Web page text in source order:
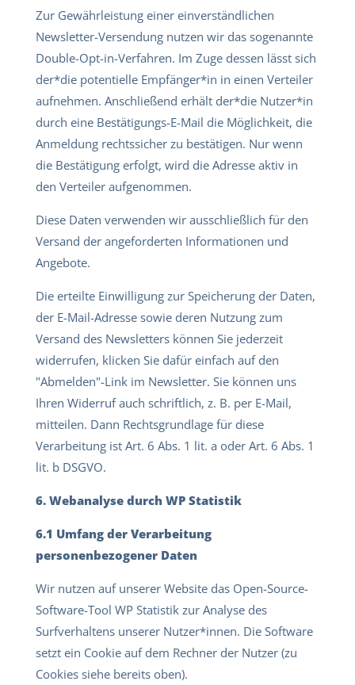
Zur Gewährleistung einer einverständlichen
Newsletter-Versendung nutzen wir das sogenannte
Double-Opt-in-Verfahren. Im Zuge dessen lässt sich
der*die potentielle Empfänger*in in einen Verteiler
aufnehmen. Anschließend erhält der*die Nutzer*in
durch eine Bestätigungs-E-Mail die Möglichkeit, die
Anmeldung rechtssicher zu bestätigen. Nur wenn
die Bestätigung erfolgt, wird die Adresse aktiv in
den Verteiler aufgenommen.
Diese Daten verwenden wir ausschließlich für den
Versand der angeforderten Informationen und
Angebote.
Die erteilte Einwilligung zur Speicherung der Daten,
der E-Mail-Adresse sowie deren Nutzung zum
Versand des Newsletters können Sie jederzeit
widerrufen, klicken Sie dafür einfach auf den
"Abmelden"-Link im Newsletter. Sie können uns
Ihren Widerruf auch schriftlich, z. B. per E-Mail,
mitteilen. Dann Rechtsgrundlage für diese
Verarbeitung ist Art. 6 Abs. 1 lit. a oder Art. 6 Abs. 1
lit. b DSGVO.
6. Webanalyse durch WP Statistik
6.1 Umfang der Verarbeitung
personenbezogener Daten
Wir nutzen auf unserer Website das Open-Source-
Software-Tool WP Statistik zur Analyse des
Surfverhaltens unserer Nutzer*innen. Die Software
setzt ein Cookie auf dem Rechner der Nutzer (zu
Cookies siehe bereits oben).